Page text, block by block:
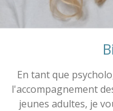
En tant que
l'accompagnement
jeunes adultes, je